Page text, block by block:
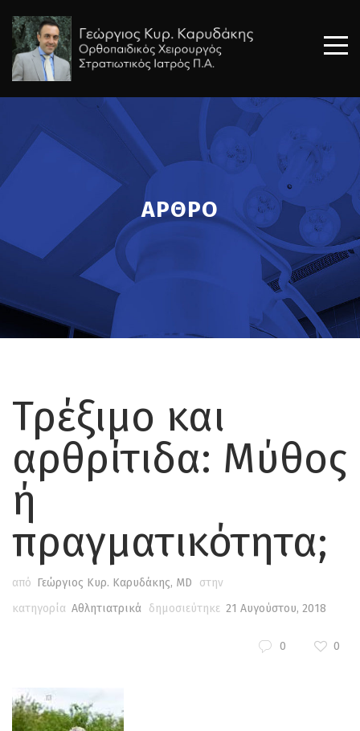
ΑΡΘΡΟ
Τρέξιμο και
αρθρίτιδα: Μύθος
ή
πραγματικότητα;
από Γεώργιος Κυρ. Καρυδάκης, MD
στην
κατηγορία Αθλητιατρικά δημοσιεύτηκε 21 Αυγούστου, 2018
0 0